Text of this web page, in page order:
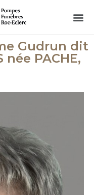
Gudrun dit
née PACHE,